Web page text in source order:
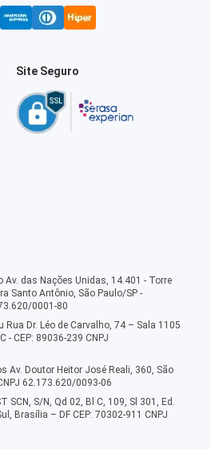
Site Seguro
Av. das Nações Unidas, 14.401 - Torre
Santo Antônio, São Paulo/SP -
0001-80
Rua Dr. Léo de Carvalho, 74 – Sala 1105
- CEP: 89036-239 CNPJ
Av. Doutor Heitor José Reali, 360, São
62.173.620/0093-06
SCN, S/N, Qd 02, Bl C, 109, Sl 301, Ed.
Brasília – DF CEP: 70302-911 CNPJ